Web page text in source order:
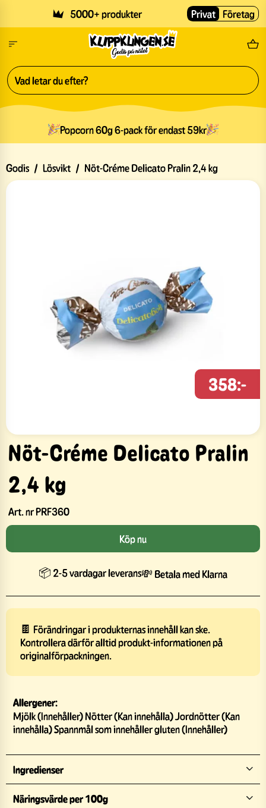
5000+ produkter Fri
Privat Företag
Popcorn 60g 6-pack för endast 59kr
Godis / Lösvikt / Nöt-Créme Delicato Pralin 2,4 kg
Nöt-Créme Delicato Pralin
2,4 kg
Art. nrPRF360
358:-
Köp nu
📦 2-5 vardagar leverans💸 Betala med Klarna
🍫 Förändringar i produkternas innehåll kan ske.
Kontrollera därför alltid produkt-informationen på
originalförpackningen.
Allergener:
Mjölk (Innehåller) Nötter (Kan innehålla) Jordnötter (Kan
innehålla) Spannmål som innehåller gluten (Innehåller)
Ingredienser
Näringsvärde per 100g